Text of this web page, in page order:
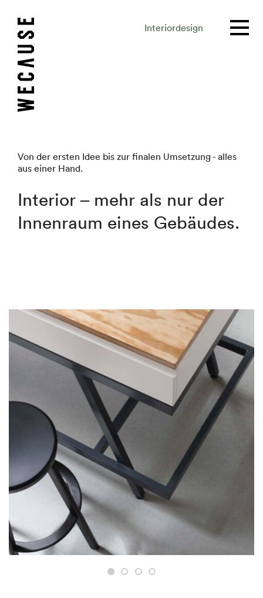
Interiordesign
Von der ersten Idee bis zur finalen Umsetzung - alles
aus einer Hand.
Interior – mehr als nur der
Innenraum eines Gebäudes.